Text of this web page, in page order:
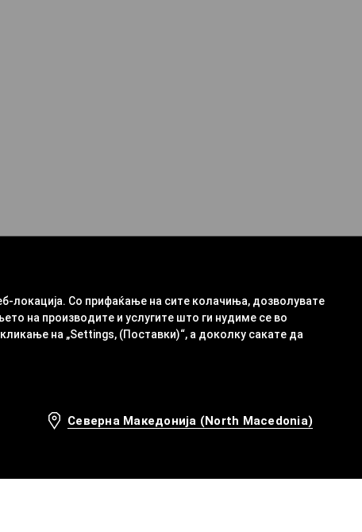
локација. Со прифаќање на сите колачиња, дозволувате
на производите и услугите што ги нудиме се во
на „Settings, (Поставки)“, а доколку сакате да
Северна Македонија (North Macedonia)